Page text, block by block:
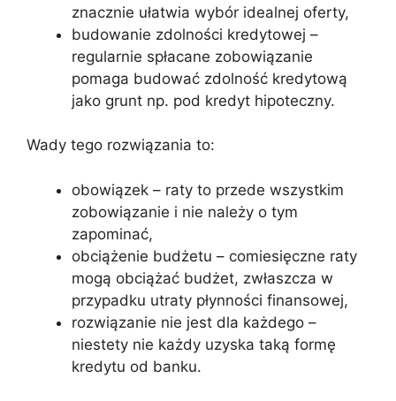
znacznie ułatwia wybór idealnej oferty,
budowanie zdolności kredytowej –
regularnie spłacane zobowiązanie
pomaga budować zdolność kredytową
jako grunt np. pod kredyt hipoteczny.
Wady tego rozwiązania to:
obowiązek – raty to przede wszystkim
zobowiązanie i nie należy o tym
zapominać,
obciążenie budżetu – comiesięczne raty
mogą obciążać budżet, zwłaszcza w
przypadku utraty płynności finansowej,
rozwiązanie nie jest dla każdego –
niestety nie każdy uzyska taką formę
kredytu od banku.